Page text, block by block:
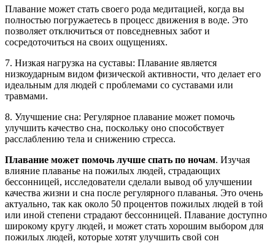
Плавание может стать своего рода медитацией, когда вы
полностью погружаетесь в процесс движения в воде. Это
позволяет отключиться от повседневных забот и
сосредоточиться на своих ощущениях.
7. Низкая нагрузка на суставы: Плавание является
низкоударным видом физической активности, что делает его
идеальным для людей с проблемами со суставами или
травмами.
8. Улучшение сна: Регулярное плавание может помочь
улучшить качество сна, поскольку оно способствует
расслаблению тела и снижению стресса.
Плавание может помочь лучше спать по ночам. Изучая
влияние плаванье на пожилых людей, страдающих
бессонницей, исследователи сделали вывод об улучшении
качества жизни и сна после регулярного плаванья. Это очень
актуально, так как около 50 процентов пожилых людей в той
или иной степени страдают бессонницей. Плавание доступно
широкому кругу людей, и может стать хорошим выбором для
пожилых людей, которые хотят улучшить свой сон